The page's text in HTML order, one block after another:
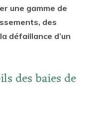
une gamme de
des
défaillance d’un
des baies de